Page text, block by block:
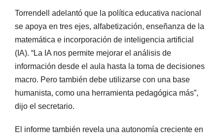
Torrendell adelantó que la política educativa nacional
se apoya en tres ejes, alfabetización, enseñanza de la
matemática e incorporación de inteligencia artificial
(IA). “La IA nos permite mejorar el análisis de
información desde el aula hasta la toma de decisiones
macro. Pero también debe utilizarse con una base
humanista, como una herramienta pedagógica más”,
dijo el secretario.
El informe también revela una autonomía creciente en